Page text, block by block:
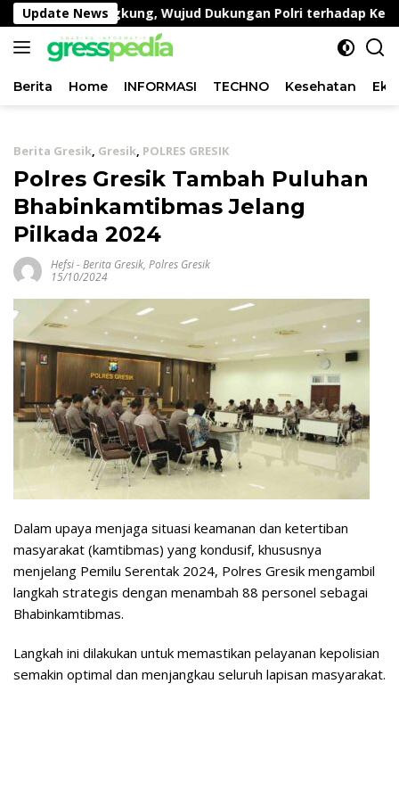
Langsung
ke
konten
Update News
Kangkung, Wujud Dukungan Polri terhadap
Berita Home INFORMASI TECHNO Kesehatan
Berita Gresik, Gresik, POLRES GRESIK
Polres Gresik Tambah Puluhan
Bhabinkamtibmas Jelang
Pilkada 2024
Hefsi-Berita Gresik, Polres Gresik
15/10/2024
Dalam upaya menjaga situasi keamanan dan ketertiban
masyarakat (kamtibmas) yang kondusif, khususnya
menjelang Pemilu Serentak 2024, Polres Gresik mengambil
langkah strategis dengan menambah 88 personel sebagai
Bhabinkamtibmas.
Langkah ini dilakukan untuk memastikan pelayanan kepolisian
semakin optimal dan menjangkau seluruh lapisan masyarakat.